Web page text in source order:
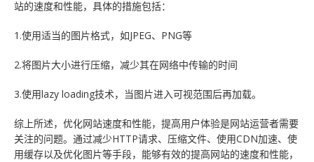
站的速度和性能，具体的措施包括：
1.使用适当的图片格式，如JPEG、PNG等
2.将图片大小进行压缩，减少其在网络中传输的时间
3.使用lazy loading技术，当图片进入可视范围后再加载。
综上所述，优化网站速度和性能，提高用户体验是网站运营者需要
关注的问题。通过减少HTTP请求、压缩文件、使用CDN加速、使
用缓存以及优化图片等手段，能够有效的提高网站的速度和性能，